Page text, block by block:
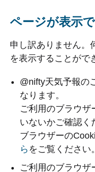
ページが表示
申し訳ありません。
を表示することがで
@nifty天気予報の
なります。
ご利用のブラウザ
いないかご確認く
ブラウザーの
ら をご覧ください。
ご利用のブラウザ